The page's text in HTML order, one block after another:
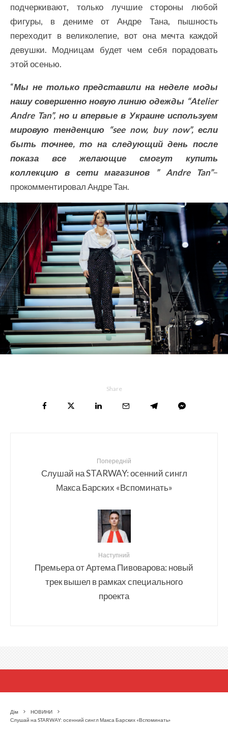
подчеркивают, только лучшие стороны любой
фигуры, в дениме от Андре Тана, пышность
переходит в великолепие, вот она мечта каждой
девушки. Модницам будет чем себя порадовать
этой осенью.
“Мы не только представили на неделе моды
нашу совершенно новую линию одежды “Atelier
Andre Tan”, но и впервые в Украине используем
мировую тенденцию “see now, buy now”, если
быть точнее, то на следующий день после
показа все желающие смогут купить
коллекцию в сети магазинов ” Andre Tan”–
прокомментировал Андре Тан.
Share
Попередній
Слушай на STARWAY: осенний сингл
Макса Барских «Вспоминать»
Наступний
Премьера от Артема Пивоварова: новый
трек вышел в рамках специального
проекта
Дім
НОВИНИ
Слушай на STARWAY: осенний сингл Макса Барских «Вспоминать»